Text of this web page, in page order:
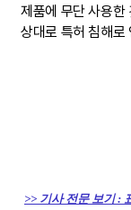
제품에 무단 사용한
상대로 특허 침해로
>> 기사 전문 보기 :